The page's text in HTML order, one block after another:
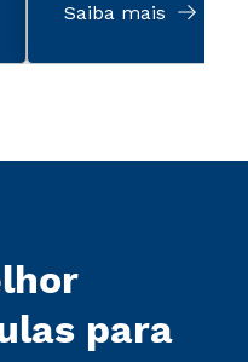
Saiba mais
para